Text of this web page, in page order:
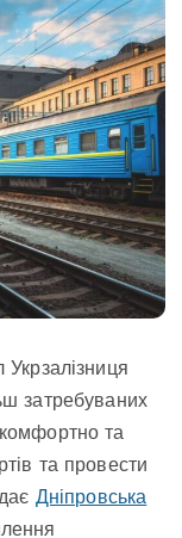
Укрзалізниця
затребуваних
та
та провести
Дніпровська